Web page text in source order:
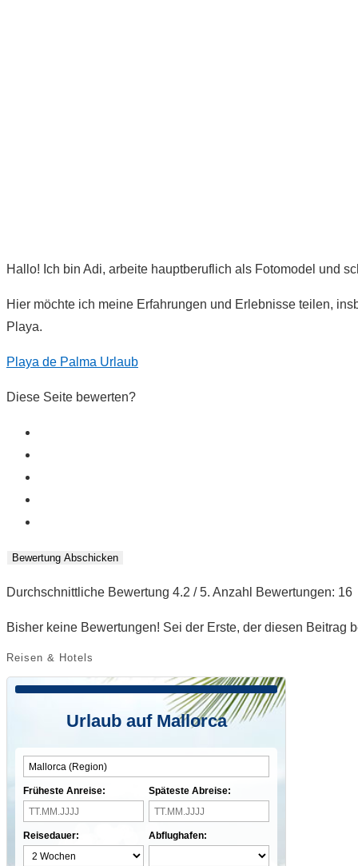
Hallo! Ich bin Adi, arbeite hauptberuflich als Fotomodel und
Hier möchte ich meine Erfahrungen und Erlebnisse teilen,
Playa.
Playa de Palma Urlaub
Diese Seite bewerten?
Bewertung Abschicken
Durchschnittliche Bewertung 4.2 / 5. Anzahl Bewertungen: 16
Bisher keine Bewertungen! Sei der Erste, der diesen Beitrag
Reisen & Hotels
Urlaub auf Mallorca
Früheste Anreise:
Reisedauer:
Späteste Abreise:
Abflughafen: